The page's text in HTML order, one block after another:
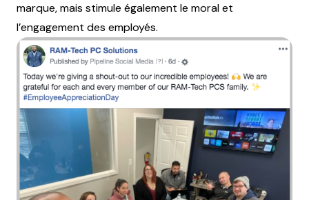
marque, mais stimule également le moral et
l’engagement des employés.